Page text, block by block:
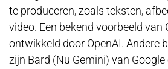
te produceren, zoals teksten,
video. Een bekend voorbeeld van
ontwikkeld door OpenAI. Andere
zijn Bard (Nu Gemini) van